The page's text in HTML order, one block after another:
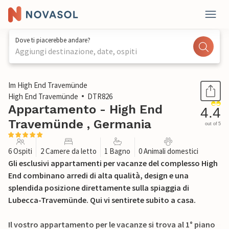
Dove ti piacerebbe andare?
Aggiungi destinazione, date, ospiti
1 / 39
Im High End Travemünde
High End Travemünde
DTR826
Appartamento - High End
Travemünde , Germania
4.4
out of 5
6 Ospiti 2 Camere da letto 1 Bagno 0 Animali domestici
Gli esclusivi appartamenti per vacanze del complesso High
End combinano arredi di alta qualità, design e una
splendida posizione direttamente sulla spiaggia di
Lubecca-Travemünde. Qui vi sentirete subito a casa.
Il vostro appartamento per le vacanze si trova al 1° piano